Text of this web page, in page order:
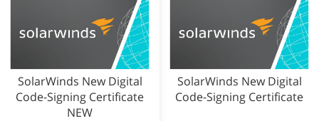
SolarWinds New Digital
Code-Signing Certificate
SolarWinds New Digital
Code-Signing Certificate
NEW